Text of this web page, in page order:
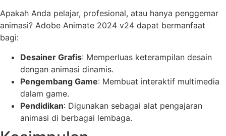
Apakah Anda pelajar, profesional, atau hanya penggemar
animasi? Adobe Animate 2024 v24 dapat bermanfaat
bagi:
Desainer Grafis: Memperluas keterampilan desain
dengan animasi dinamis.
Pengembang Game: Membuat interaktif multimedia
dalam game.
Pendidikan: Digunakan sebagai alat pengajaran
animasi di berbagai lembaga.